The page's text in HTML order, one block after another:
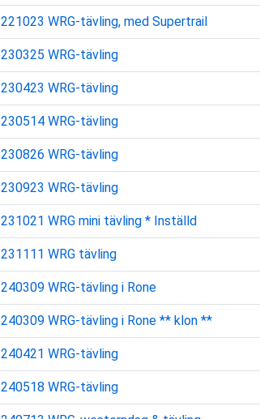
221023 WRG-tävling, med Supertrail
230325 WRG-tävling
230423 WRG-tävling
230514 WRG-tävling
230826 WRG-tävling
230923 WRG-tävling
231021 WRG mini tävling * Inställd
231111 WRG tävling
240309 WRG-tävling i Rone
240309 WRG-tävling i Rone ** klon **
240421 WRG-tävling
240518 WRG-tävling